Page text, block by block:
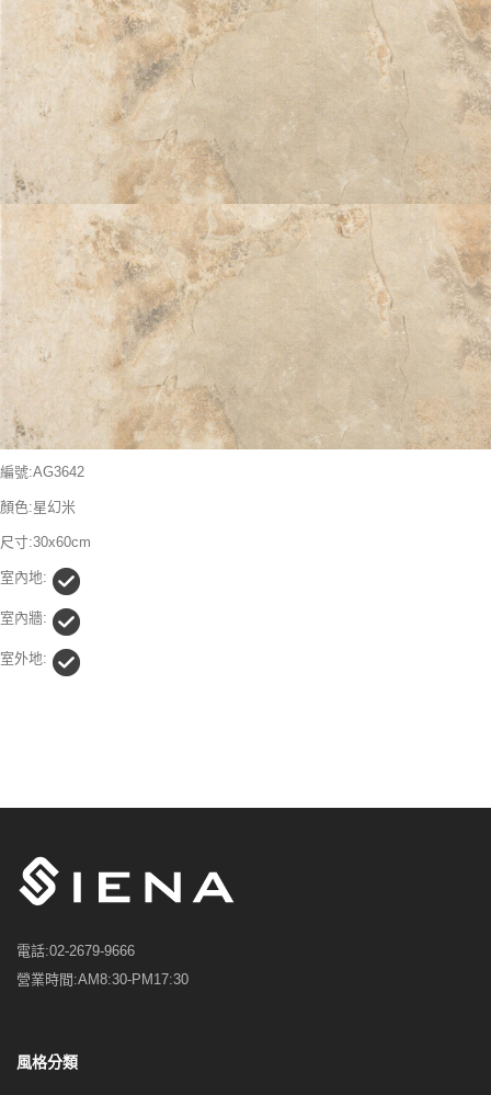
編號:AG3642
顏色:星幻米
尺寸:30x60cm
室內地:
室內牆:
室外地:
電話:02-2679-9666
營業時間:AM8:30-PM17:30
風格分類